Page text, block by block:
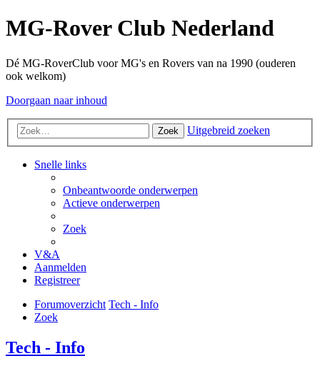
MG-Rover Club Nederland
Dé MG-RoverClub voor MG's en Rovers van na 1990 (ouderen
ook welkom)
Doorgaan naar inhoud
Zoek Uitgebreid zoeken
Snelle links
Onbeantwoorde onderwerpen
Actieve onderwerpen
Zoek
V&A
Aanmelden
Registreer
Forumoverzicht Tech - Info
Zoek
Tech - Info